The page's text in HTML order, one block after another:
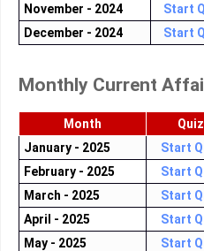
November - 2024
Start
December - 2024
Start
Monthly Current
Month
January - 2025
Start
February - 2025
Start
March - 2025
Start
April - 2025
Start
May - 2025
Start